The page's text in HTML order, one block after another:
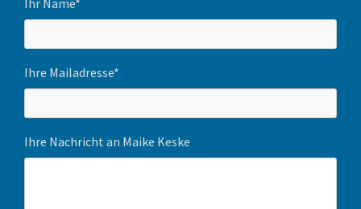
Ihre Mailadresse*
Ihre Nachricht an Maike Keske